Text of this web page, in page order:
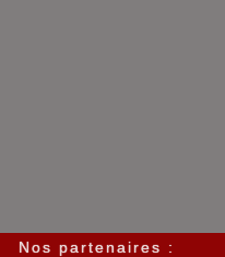
Nos partenaires :